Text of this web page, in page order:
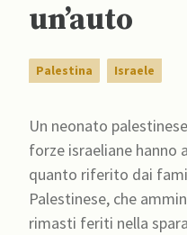
un’auto
Palestina Israele
Un neonato
forze israeliane hanno
quanto riferito dai familiari e dai
Palestinese, che